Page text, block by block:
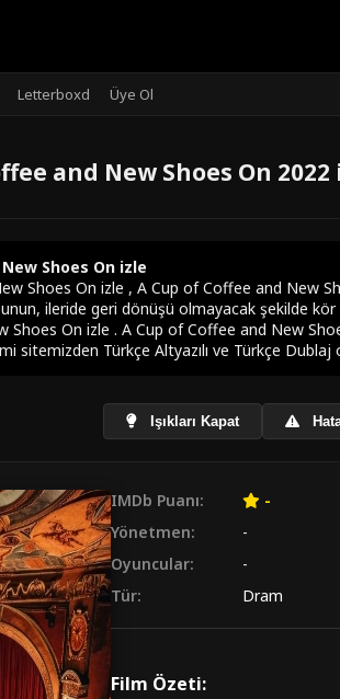
Letterboxd Üye Ol
and New Shoes On 2022
Shoes On izle
Shoes On izle , A Cup of Coffee and New
ileride geri dönüşü olmayacak şekilde kör
Shoes On izle . A Cup of Coffee and New
sitemizden Türkçe Altyazılı ve Türkçe Dublaj
Işıkları Kapat
IMDb Puanı:
-
Yönetmen:
-
Oyuncular:
-
Tür:
Dram
Film Özeti: